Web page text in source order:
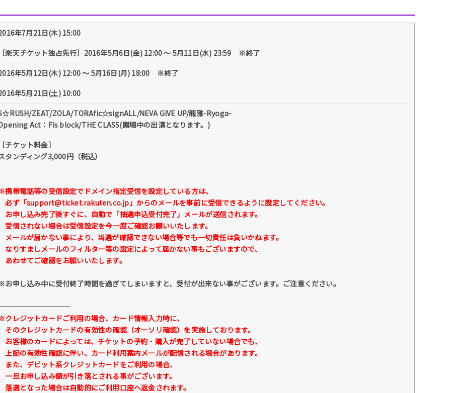
年7月21日(木) 15:00
［楽天チケット独占先行］2016年5月6日(金) 12:00 〜 5月11日(水) 23:59 ※終了
年5月12日(木) 12:00 〜 5月16日(月) 18:00 ※終了
年5月21日(土) 10:00
ZEAT/ZOLA/TORAfic☆signALL/NEVA GIVE UP/龍雅-Ryoga-
Act：Fis block/THE CLASS(開場中の出演となります。)
［チケット料金］
タンディング3,000円（税込）
携帯電話等の受信設定でドメイン指定受信を設定している方は、
必ず「support@ticket.rakuten.co.jp」 からのメールを事前に受信できるように設定してください。
お申し込み完了後すぐに、自動で「抽選申込受付完了」メールが送信されます。
受信されない場合は受信設定を今一度ご確認お願いいたします。
メールが届かない事により、当選が確認できない場合等でも一切責任は負いかねます。
なりすましメールのフィルター等の設定によって届かない事もございますので、
あわせてご確認をお願いいたします。
お申し込み中に受付終了時間を過ぎてしまいますと、受付が出来ない事がございます。ご注意ください。
クレジットカードご利用の場合、カード情報入力時に、
そのクレジットカードの有効性の確認（オーソリ確認）を実施しております。
お客様のカードによっては、チケットの予約・購入が完了していない場合でも、
上記の有効性確認に伴い、カード利用案内メールが配信される場合があります。
また、デビット系クレジットカードをご利用の場合、
一旦お申し込み額が引き落とされる事がございます。
落選となった場合は自動的にご利用口座へ返金されます。